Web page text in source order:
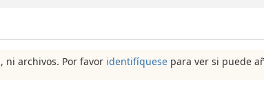
ni archivos. Por favor identifíquese para ver si puede